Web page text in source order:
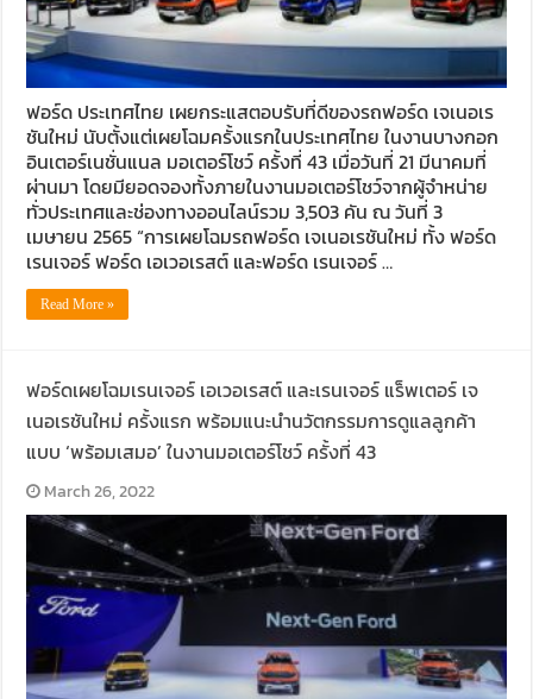
ฟอร์ด ประเทศไทย เผยกระแสตอบรับที่ดีของรถฟอร์ด เจเนอเร
ชันใหม่ นับตั้งแต่เผยโฉมครั้งแรกในประเทศไทย ในงานบางกอก
อินเตอร์เนชั่นแนล มอเตอร์โชว์ ครั้งที่ 43 เมื่อวันที่ 21 มีนาคมที่
ผ่านมา โดยมียอดจองทั้งภายในงานมอเตอร์โชว์จากผู้จำหน่าย
ทั่วประเทศและช่องทางออนไลน์รวม 3,503 คัน ณ วันที่ 3
เมษายน 2565 “การเผยโฉมรถฟอร์ด เจเนอเรชันใหม่ ทั้ง ฟอร์ด
เรนเจอร์ ฟอร์ด เอเวอเรสต์ และฟอร์ด เรนเจอร์ …
Read More »
ฟอร์ดเผยโฉมเรนเจอร์ เอเวอเรสต์ และเรนเจอร์ แร็พเตอร์ เจ
เนอเรชันใหม่ ครั้งแรก พร้อมแนะนำนวัตกรรมการดูแลลูกค้า
แบบ ‘พร้อมเสมอ’ ในงานมอเตอร์โชว์ ครั้งที่ 43
March 26, 2022